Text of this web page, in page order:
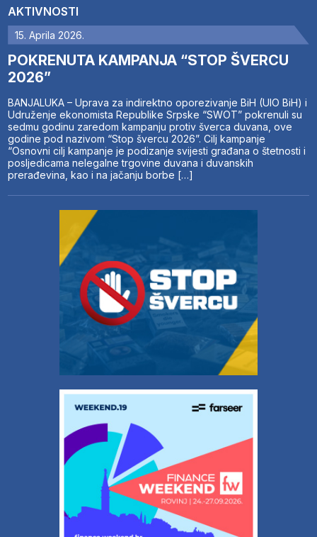
AKTIVNOSTI
15. Aprila 2026.
POKRENUTA KAMPANJA “STOP ŠVERCU
2026”
BANJALUKA – Uprava za indirektno oporezivanje BiH (UIO BiH) i
Udruženje ekonomista Republike Srpske “SWOT” pokrenuli su
sedmu godinu zaredom kampanju protiv šverca duvana, ove
godine pod nazivom “Stop švercu 2026”. Cilj kampanje
“Osnovni cilj kampanje je podizanje svijesti građana o štetnosti i
posljedicama nelegalne trgovine duvana i duvanskih
prerađevina, kao i na jačanju borbe […]